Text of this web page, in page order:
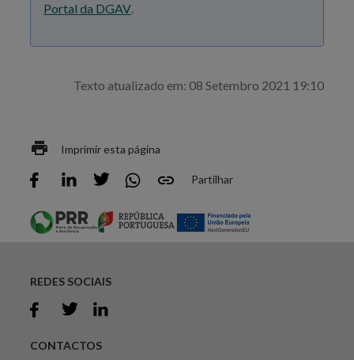
Portal da DGAV.
Texto atualizado em: 08 Setembro 2021 19:10
Imprimir esta página
Partilhar
REDES SOCIAIS
CONTACTOS